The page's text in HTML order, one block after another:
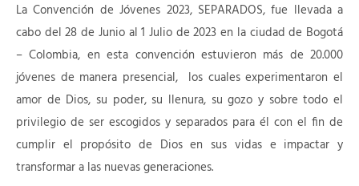
La Convención de Jóvenes 2023, SEPARADOS, fue llevada a
cabo del 28 de Junio al 1 Julio de 2023 en la ciudad de Bogotá
– Colombia, en esta convención estuvieron más de 20.000
jóvenes de manera presencial, los cuales experimentaron el
amor de Dios, su poder, su llenura, su gozo y sobre todo el
privilegio de ser escogidos y separados para él con el fin de
cumplir el propósito de Dios en sus vidas e impactar y
transformar a las nuevas generaciones.